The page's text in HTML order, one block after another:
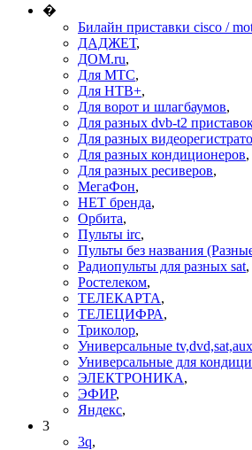
�
Билайн приставки cisco /
ДАДЖЕТ,
ДОМ.ru,
Для МТС,
Для НТВ+,
Для ворот и шлагбаумов,
Для разных dvb-t2
Для разных
Для разных кондиционеров,
Для разных ресиверов,
МегаФон,
НЕТ бренда,
Орбита,
Пульты irc,
Пульты без названия
Радиопульты для разных sat,
Ростелеком,
ТЕЛЕКАРТА,
ТЕЛЕЦИФРА,
Триколор,
Универсальные tv,dvd,sat,aux
Универсальные для
ЭЛЕКТРОНИКА,
ЭФИР,
Яндекс,
3
3q,